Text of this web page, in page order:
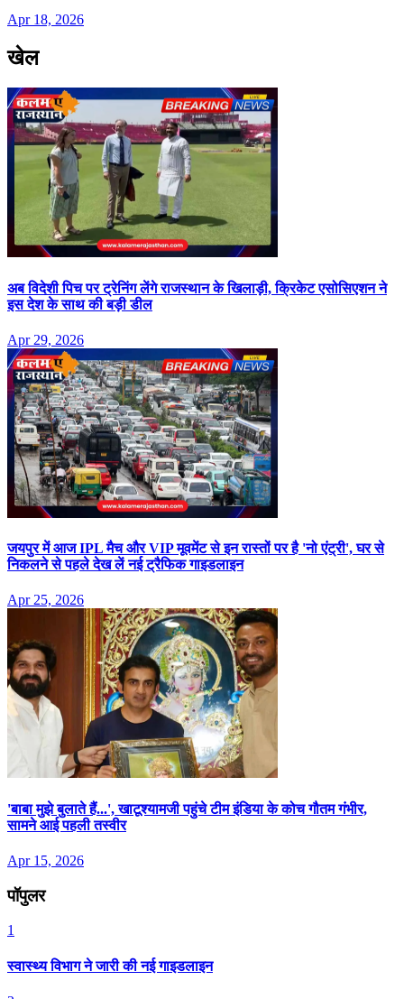
Apr 18, 2026
खेल
अब विदेशी पिच पर ट्रेनिंग लेंगे राजस्थान के खिलाड़ी, क्रिकेट एसोसिएशन ने
इस देश के साथ की बड़ी डील
Apr 29, 2026
जयपुर में आज IPL मैच और VIP मूवमेंट से इन रास्तों पर है 'नो एंट्री', घर से
निकलने से पहले देख लें नई ट्रैफिक गाइडलाइन
Apr 25, 2026
'बाबा मुझे बुलाते हैं...', खाटूश्यामजी पहुंचे टीम इंडिया के कोच गौतम गंभीर,
सामने आई पहली तस्वीर
Apr 15, 2026
पॉपुलर
1
स्वास्थ्य विभाग ने जारी की नई गाइडलाइन